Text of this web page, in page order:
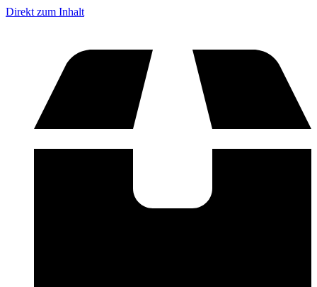
Direkt zum Inhalt